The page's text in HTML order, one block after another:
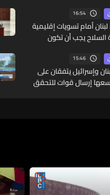
16:54
أمام تسويات إقليمية
السلاح يجب أن تكون
15:46
وإسرائيل يتفقان على
إرسال قوات للتحقق